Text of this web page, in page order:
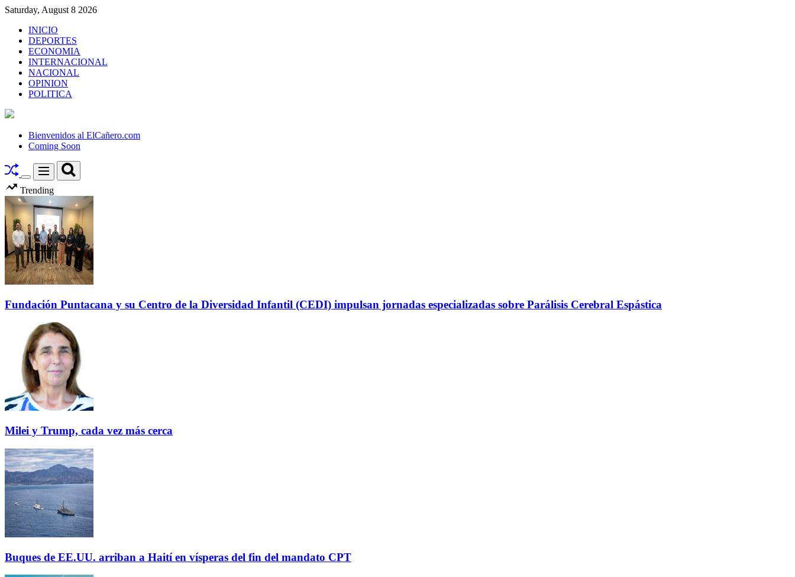
Skip
content
Saturday, August 8 2026
INICIO
DEPORTES
ECONOMIA
INTERNACIONAL
NACIONAL
OPINION
POLITICA
El
Bienvenidos al ElCañero.com
Coming Soon
Switch
color
mode
Menu Search
Trending
Fundación Puntacana y su Centro de la Diversidad Infantil (CEDI) impulsan jornadas especializadas sobre Parálisis Cerebral Espástica
Milei y Trump, cada vez más cerca
Buques de EE.UU. arriban a Haití en vísperas del fin del mandato CPT